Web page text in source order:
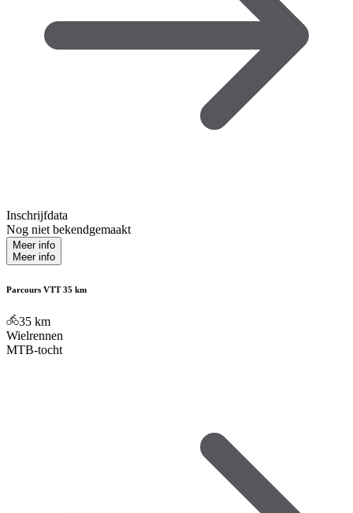
Inschrijfdata
Nog niet bekendgemaakt
Meer info
Meer info
Parcours VTT 35 km
35 km
Wielrennen
MTB-tocht